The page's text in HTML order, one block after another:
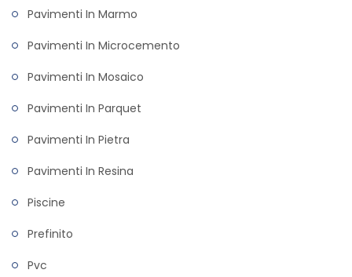
Pavimenti In Marmo
Pavimenti In Microcemento
Pavimenti In Mosaico
Pavimenti In Parquet
Pavimenti In Pietra
Pavimenti In Resina
Piscine
Prefinito
Pvc